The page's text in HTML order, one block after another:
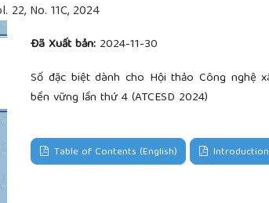
22, No. 11C, 2024
Đã Xuất bản: 2024-11-30
Số đặc biệt dành cho Hội thảo Công nghệ
bền vững lần thứ 4 (ATCESD 2024)
Table of Contents (English)